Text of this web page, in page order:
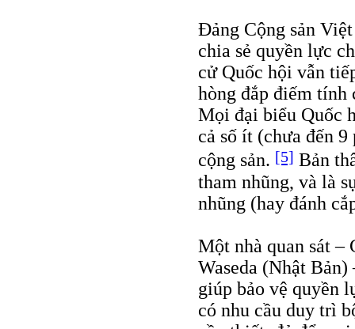
Đảng Cộng sản
chia sẻ quyền lực
cử Quốc hội vẫn
hòng đắp điếm tính
Mọi đại biểu Quốc
cả số ít (chưa đến
cộng sản. [5] Bản
tham nhũng, và là
nhũng (hay đánh
Một nhà quan sát –
Waseda (Nhật
giúp bảo vệ quyền
có nhu cầu duy trì